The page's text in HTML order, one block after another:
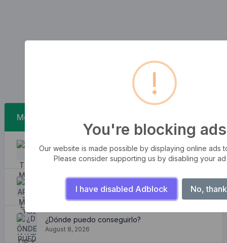
Mensajes recientes
Las tormentas de las olas
August 8, 2026
Apartamento encantador y acogedor
August 8, 2026
¿Dónde puedo conseguirlo?
August 8, 2026
!
You're blocking ads
Our website is made possible by displaying online ads
Please consider supporting us by disabling your
I have disabled Adblock No,